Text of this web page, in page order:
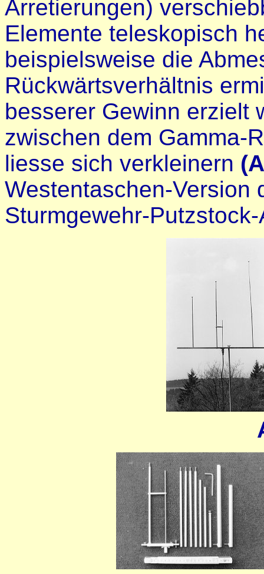
Arretierungen)
Elemente teleskopisch
beispielsweise die
Rückwärtsverhältnis
besserer Gewinn erzielt
zwischen dem Gamma-
liesse sich verkleinern
Westentaschen-Version
Sturmgewehr-